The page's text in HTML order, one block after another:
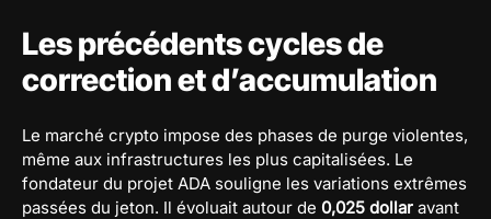
Les précédents cycles de
correction et d’accumulation
Le marché crypto impose des phases de purge violentes,
même aux infrastructures les plus capitalisées. Le
fondateur du projet ADA souligne les variations extrêmes
passées du jeton. Il évoluait autour de 0,025 dollar avant